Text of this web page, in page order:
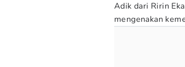
Adik dari Ririn
mengenakan